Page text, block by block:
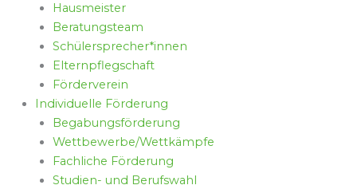
Hausmeister
Beratungsteam
Schülersprecher*innen
Elternpflegschaft
Förderverein
Individuelle Förderung
Begabungsförderung
Wettbewerbe/Wettkämpfe
Fachliche Förderung
Studien- und Berufswahl